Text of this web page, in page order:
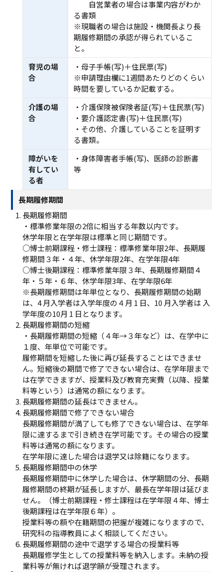
⾃営業者の場合は事業内容がわか
る書類
※現職者の場合は施設・機関長より長
期履修期間の承認が得られているこ
と。
育児の場
合
・⺟⼦⼿帳(写)＋住⺠票(写)
※申請理由欄に1週間あたりどのくらい
時間を要しているか記載する。
介護の場
合
・介護保険被保険者証(写)＋住⺠票(写)
・要介護認定書(写)＋住⺠票(写)
・その他、介護していることを証明す
る書類。
障がいを
有してい
る者
・⾝体障害者⼿帳(写)、医師の診断書
等
⻑期履修期間
長期履修期間
・標準修業年限の2倍に相当する年数以内です。
休学年限と在学年限は標準と同じ期間です。
○博⼠前期課程・修士課程：標準修業年限2年、⻑期履
修期間３年・４年、休学年限2年、在学年限4年
○博⼠後期課程：標準修業年限３年、⻑期履修期間４
年・５年・６年、休学年限3年、在学年限6年
※⻑期履修期間は年単位となり、⻑期履修期間の始期
は、4 ⽉⼊学者は入学年度の４⽉ 1 ⽇、10 ⽉⼊学者は 入
学年度の10⽉ 1 ⽇となります。
⻑期履修期間の短縮
・⻑期履修期間の短縮（４年→３年など）は、在学中に
１度、年単位で可能です。
履修期間を短縮した後に再び延⻑することはできませ
ん。短縮後の期間で修了できない場合は、在学年限まで
は在学できますが、授業料及び教育充実費（以降、授業
料等という）は通常の額になります。
⻑期履修期間の延⻑はできません。
⻑期履修期間で修了できない場合
⻑期履修期間が満了しても修了できない場合は、在学年
限に達するまで引き続き在学可能です。その場合の授業
料等は通常の額になります。
在学年限に達した場合は退学⼜は除籍になります。
⻑期履修期間中の休学
⻑期履修期間中に休学した場合は、休学期間の分、⻑期
履修期間の終期が延⻑しますが、最⻑在学年限は延びま
せん。（博⼠前期課程・修士課程は在学年限４年、博⼠
後期課程は在学年限６年）。
授業料等の額や在籍期間の把握が複雑になりますので、
研究科の指導教員によく相談してください。
⻑期履修期間の途中で退学する場合の授業料等
⻑期履修学⽣としての授業料等を納⼊します。未納の授
業料等が無ければ退学願が受理されます。